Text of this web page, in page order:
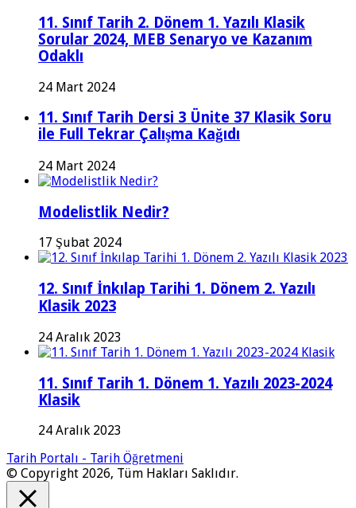
11. Sınıf Tarih 2. Dönem 1. Yazılı Klasik
Sorular 2024, MEB Senaryo ve Kazanım
Odaklı
24 Mart 2024
11. Sınıf Tarih Dersi 3 Ünite 37 Klasik Soru
ile Full Tekrar Çalışma Kağıdı
24 Mart 2024
Modelistlik Nedir?
17 Şubat 2024
12. Sınıf İnkılap Tarihi 1. Dönem 2. Yazılı
Klasik 2023
24 Aralık 2023
11. Sınıf Tarih 1. Dönem 1. Yazılı 2023-2024
Klasik
24 Aralık 2023
Tarih Portalı - Tarih Öğretmeni
© Copyright 2026, Tüm Hakları Saklıdır.